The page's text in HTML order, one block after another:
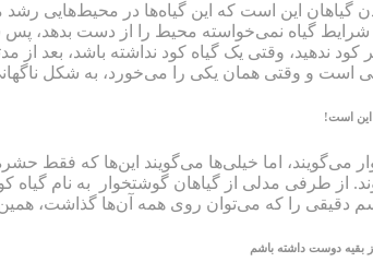
این است که این گیاه‌ها در محیط‌هایی رشد
شرایط گیاه نمی‌خواسته محیط را از دست بدهد،
کود ندهید، وقتی یک گیاه کود نداشته باشد،
است و وقتی همان یکی را می‌خورد، به شکل
است!
می‌گویند، اما خیلی‌ها می‌گویند این‌ها که فقط
از طرفی مدلی از گیاهان گوشتخوار به نام
دقیقی را که می‌توان روی همه آن‌ها گذاشت، همین
بقیه دوست داشته باشم